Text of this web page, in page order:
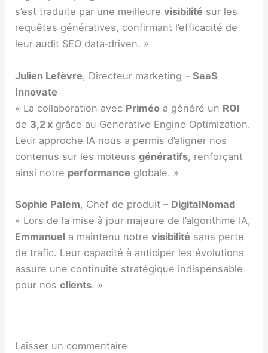
s’est traduite par une meilleurevisibilité sur les
requêtes génératives, confirmant l’efficacité de
leur audit SEO data‑driven. »
Julien Lefèvre, Directeur marketing –SaaS
Innovate
« La collaboration avec Priméo a généré un ROI
de 3,2 x grâce au Generative Engine Optimization.
Leur approche IA nous a permis d’aligner nos
contenus sur les moteursgénératifs, renforçant
ainsi notre performance globale. »
Sophie Palem, Chef de produit – DigitalNomad
« Lors de la mise à jour majeure de l’algorithme IA,
Emmanuel a maintenu notrevisibilité sans perte
de trafic. Leur capacité à anticiper les évolutions
assure une continuité stratégique indispensable
pour nosclients. »
Laisser un commentaire